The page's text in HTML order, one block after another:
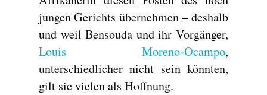
jungen Gerichts übernehmen – deshalb
und weil Bensouda und ihr Vorgänger,
Louis Moreno-Ocampo,
unterschiedlicher nicht sein könnten,
gilt sie vielen als Hoffnung.